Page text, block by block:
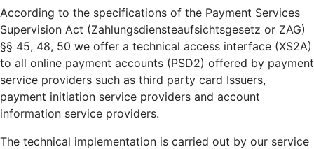
According to the specifications of the Payment Services
Supervision Act (Zahlungsdiensteaufsichtsgesetz or ZAG)
§§ 45, 48, 50 we offer a technical access interface (XS2A)
to all online payment accounts (PSD2) offered by payment
service providers such as third party card Issuers,
payment initiation service providers and account
information service providers.
The technical implementation is carried out by our service